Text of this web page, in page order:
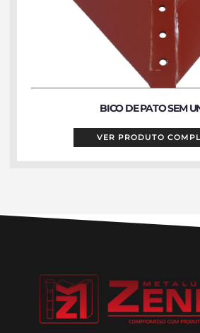
BICO DE PATO SEM
VER PRODUTO